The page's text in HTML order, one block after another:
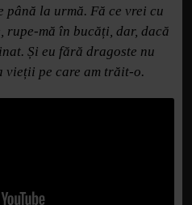
la urmă. Fă ce vrei cu
rupe-mă în bucăți, dar, dacă
Și eu fără dragoste nu
vieții pe care am trăit-o.